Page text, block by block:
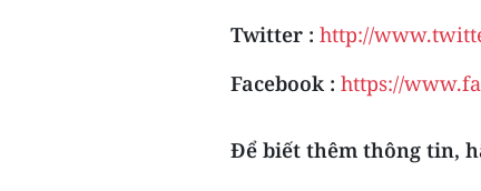
Twitter : http://
Facebook : https://
Để biết thêm thông tin,